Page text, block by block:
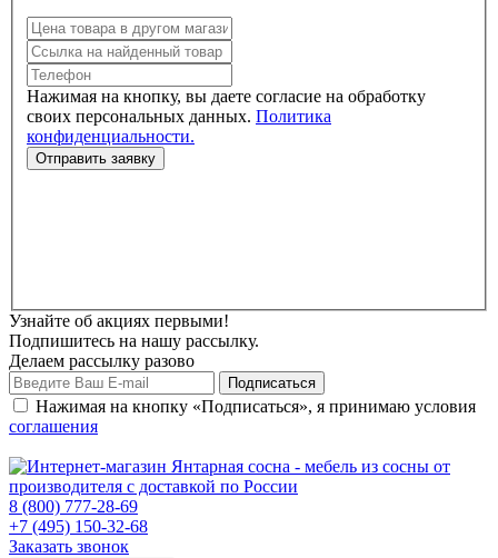
Нажимая на кнопку, вы даете согласие на обработку
своих персональных данных. Политика
конфиденциальности.
Узнайте об акциях первыми!
Подпишитесь на нашу рассылку.
Делаем рассылку разово
Нажимая на кнопку «Подписаться», я принимаю условия
соглашения
8 (800) 777-28-69
+7 (495) 150-32-68
Заказать звонок